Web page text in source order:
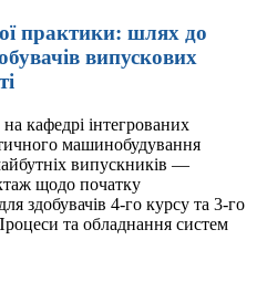
практики: шлях до
випускових
кафедрі інтегрованих
машинобудування
випускників —
щодо початку
здобувачів 4-го курсу та 3-го
та обладнання систем